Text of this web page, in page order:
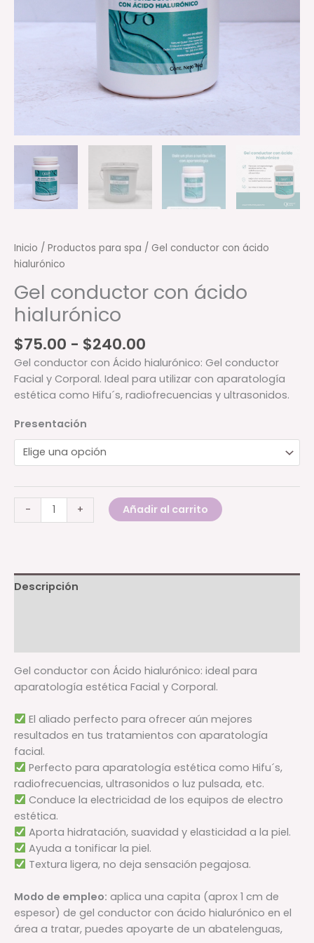
Inicio / Productos para spa / Gel conductor con ácido
hialurónico
Gel conductor con ácido
hialurónico
$75.00 - $240.00
de
precios:
desde
$240.00
Gel conductor con Ácido hialurónico: Gel conductor
Facial y Corporal. Ideal para utilizar con aparatología
estética como Hifu´s, radiofrecuencias y ultrasonidos.
Presentación
-
conductor
cantidad
+ Añadir al carrito
Descripción
Gel conductor con Ácido hialurónico: ideal para
aparatología estética Facial y Corporal.
El aliado perfecto para ofrecer aún mejores
resultados en tus tratamientos con aparatología
facial.
Perfecto para aparatología estética como Hifu´s,
radiofrecuencias, ultrasonidos o luz pulsada, etc.
Conduce la electricidad de los equipos de electro
estética.
Aporta hidratación, suavidad y elasticidad a la piel.
Ayuda a tonificar la piel.
Textura ligera, no deja sensación pegajosa.
Modo de empleo: aplica una capita (aprox 1 cm de
espesor) de gel conductor con ácido hialurónico en el
área a tratar, puedes apoyarte de un abatelenguas,